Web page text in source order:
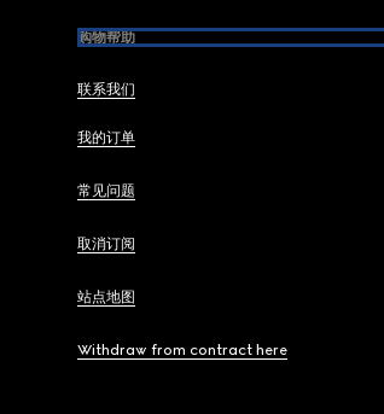
购物帮助
联系我们
我的订单
常见问题
取消订阅
站点地图
Withdraw from contract here